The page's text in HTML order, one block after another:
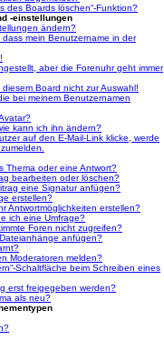
des Boards löschen“-Funktion?
-einstellungen
ändern?
mein Benutzername in der
aber die Forenuhr geht immer
Board nicht zur Auswahl!
bei meinem Benutzernamen
kann ich ihn ändern?
auf den E-Mail-Link klicke, werde
Thema oder eine Antwort?
bearbeiten oder löschen?
eine Signatur anfügen?
erstellen?
Antwortmöglichkeiten erstellen?
ich eine Umfrage?
Foren nicht zugreifen?
anfügen?
Moderatoren melden?
Schaltfläche beim Schreiben eines
erst freigegeben werden?
als neu?